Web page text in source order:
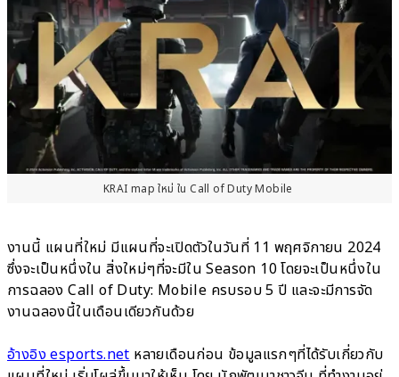
KRAI map ใหม่ ใน Call of Duty Mobile
งานนี้ แผนที่ใหม่ มีแผนที่จะเปิดตัวในวันที่ 11 พฤศจิกายน 2024
ซึ่งจะเป็นหนึ่งใน สิ่งใหม่ๆที่จะมีใน Season 10 โดยจะเป็นหนึ่งใน
การฉลอง Call of Duty: Mobile ครบรอบ 5 ปี และจะมีการจัด
งานฉลองนี้ในเดือนเดียวกันด้วย
อ้างอิง esports.netหลายเดือนก่อน ข้อมูลแรกๆที่ได้รับเกี่ยวกับ